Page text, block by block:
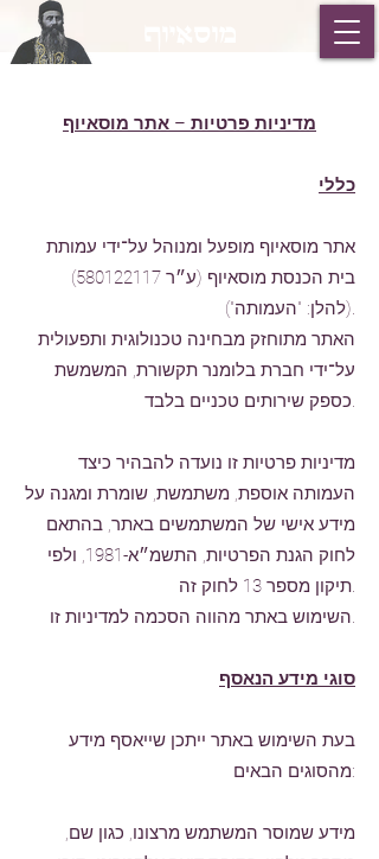
מדיניות פרטיות – אתר מוסאיוף
כללי
אתר מוסאיוף מופעל ומנוהל על־ידי עמותת
בית הכנסת מוסאיוף (ע״ר 580122117)
(להלן: "העמותה").
האתר מתוחזק מבחינה טכנולוגית ותפעולית
על־ידי חברת בלומנר תקשורת, המשמשת
כספק שירותים טכניים בלבד.
מדיניות פרטיות זו נועדה להבהיר כיצד
העמותה אוספת, משתמשת, שומרת ומגנה על
מידע אישי של המשתמשים באתר, בהתאם
לחוק הגנת הפרטיות, התשמ״א-1981, ולפי
תיקון מספר 13 לחוק זה.
השימוש באתר מהווה הסכמה למדיניות זו.
סוגי מידע הנאסף
בעת השימוש באתר ייתכן שייאסף מידע
מהסוגים הבאים:
מידע שמוסר המשתמש מרצונו, כגון שם,